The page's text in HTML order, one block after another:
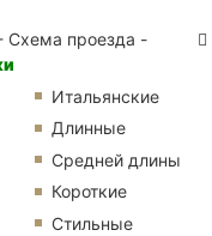
Схема проезда -
Итальянские
Длинные
Средней длины
Короткие
Стильные